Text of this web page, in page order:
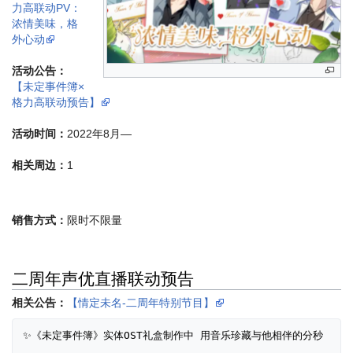
力高联动PV：
浓情美味，格
外心动
活动公告：
【未定事件簿×
格力高联动预告】
活动时间： 2022年8月—
相关周边： 1
销售方式： 限时不限量
二周年声优直播联动预告
相关公告： 【情定未名-二周年特别节目】
✨《未定事件簿》实体OST礼盒制作中 用音乐珍藏与他相伴的分秒